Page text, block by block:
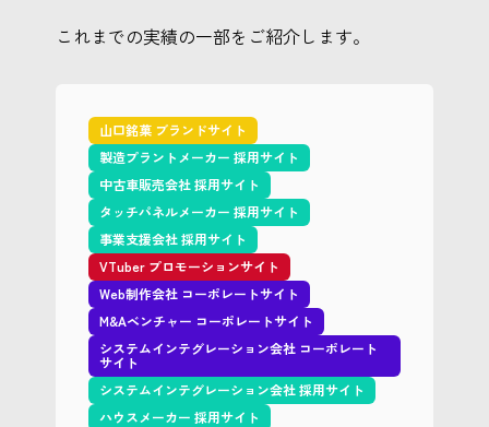
これまでの実績の一部をご紹介します。
山口銘菓 ブランドサイト
製造プラントメーカー 採用サイト
中古車販売会社 採用サイト
タッチパネルメーカー 採用サイト
事業支援会社 採用サイト
VTuber プロモーションサイト
Web制作会社 コーポレートサイト
M&Aベンチャー コーポレートサイト
システムインテグレーション会社 コーポレート
サイト
システムインテグレーション会社 採用サイト
ハウスメーカー 採用サイト